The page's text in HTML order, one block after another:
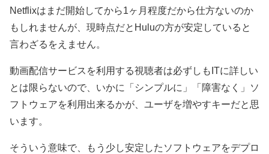
Netflixはまだ開始してから1ヶ月程度だから仕方ないのか
もしれませんが、現時点だとHuluの方が安定していると
言わざるをえません。
動画配信サービスを利用する視聴者は必ずしもITに詳しい
とは限らないので、いかに「シンプルに」「障害なく」ソ
フトウェアを利用出来るかが、ユーザを増やすキーだと思
います。
そういう意味で、もう少し安定したソフトウェアをデプロ